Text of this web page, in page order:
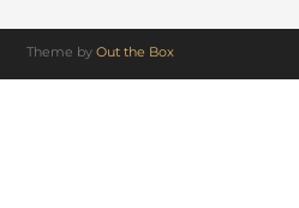
Theme by Out the Box